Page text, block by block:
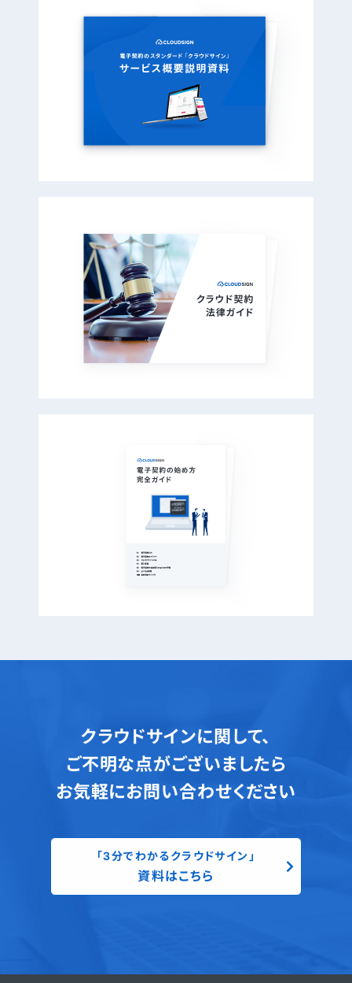
クラウドサインに関して、
ご不明な点がございましたら
お気軽にお問い合わせください
「3分でわかるクラウドサイン」
資料はこちら